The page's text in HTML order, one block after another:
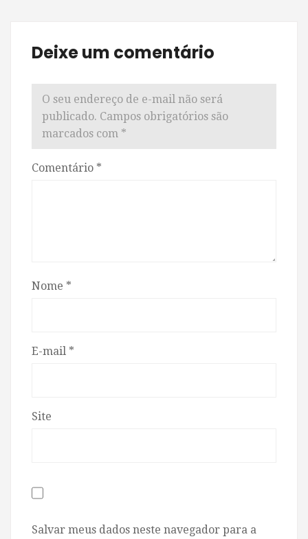
Deixe um comentário
O seu endereço de e-mail não será
publicado. Campos obrigatórios são
marcados com *
Comentário *
Nome *
E-mail *
Site
Salvar meus dados neste navegador para a